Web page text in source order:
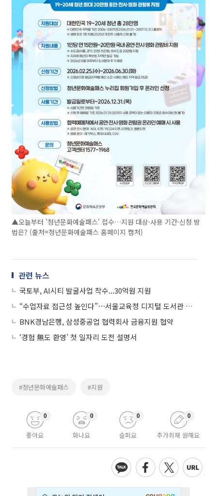
▲오늘부터 '청년문화예술패스' 접수…지원 대상·사용 기간·신청 방
법은? (출처=청년문화예술패스 홈페이지 캡처)
관련 뉴스
국토부, AI시티 발굴사업 착수...30억원 지원
“수업자료 접근성 높인다”⋯서울교육청 디지털 도서관 출범
BNK경남은행, 삼성중공업 협력회사 금융지원 협약
‘경험 無도 환영’ 첫 일자리 도전 설명서
#청년문화예술패스 #지원
좋아요
0
화나요
0
슬퍼요
0
추가취재 원해요
0